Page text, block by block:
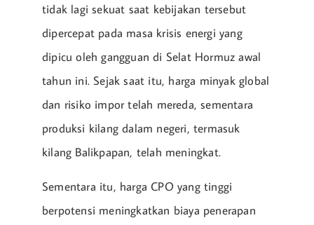
tidak lagi sekuat saat kebijakan tersebut
dipercepat pada masa krisis energi yang
dipicu oleh gangguan di Selat Hormuz awal
tahun ini. Sejak saat itu, harga minyak global
dan risiko impor telah mereda, sementara
produksi kilang dalam negeri, termasuk
kilang Balikpapan, telah meningkat.
Sementara itu, harga CPO yang tinggi
berpotensi meningkatkan biaya penerapan